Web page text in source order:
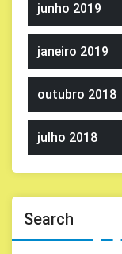
junho 2019
janeiro 2019
outubro 2018
julho 2018
Search